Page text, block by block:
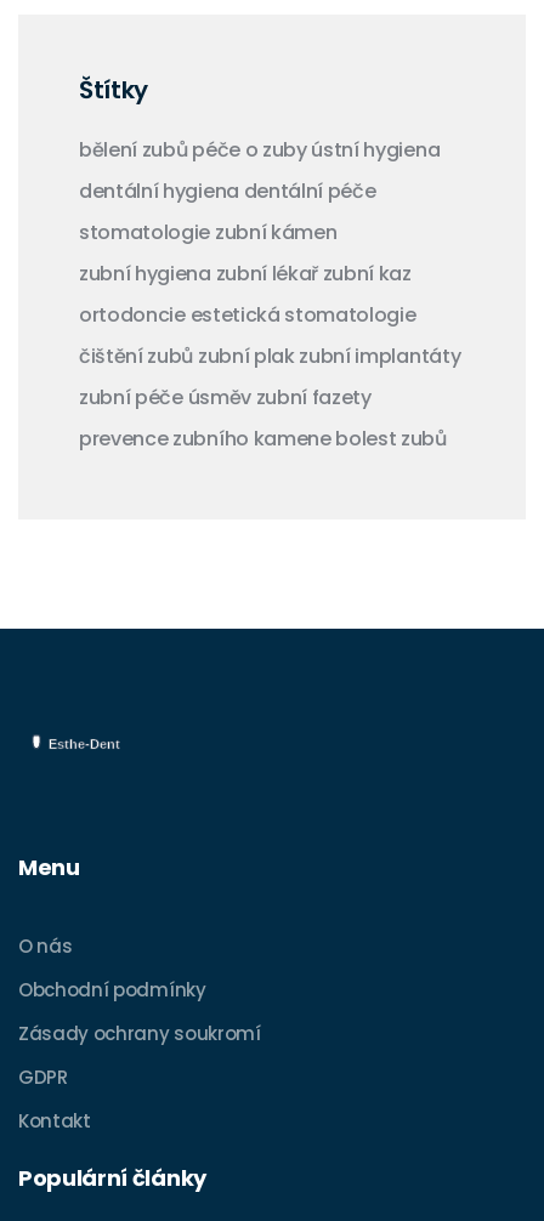
Štítky
bělení zubů péče o zubyústní hygiena
dentální hygiena dentální péče
stomatologie zubní kámen
zubní hygiena zubní lékař zubní kaz
ortodoncie estetická stomatologie
čištění zubů zubní plak zubní implantáty
zubní péče úsměv zubní fazety
prevence zubního kamenebolest zubů
Menu
O nás
Obchodní podmínky
Zásady ochrany soukromí
GDPR
Kontakt
Populární články